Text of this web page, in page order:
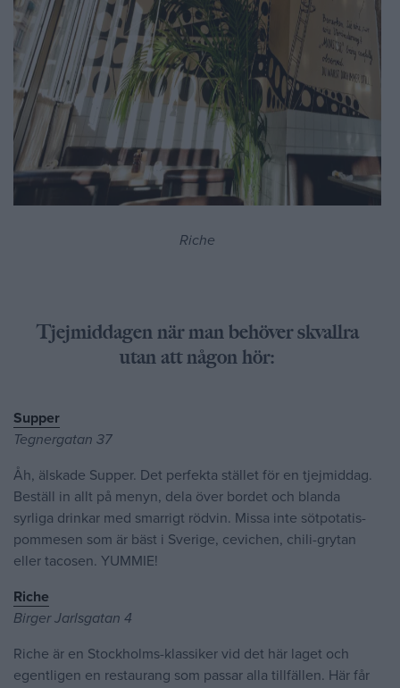
Riche
Tjejmiddagen när man behöver skvallra
utan att någon hör:
Supper
Tegnergatan 37
Åh, älskade Supper. Det perfekta stället för en tjejmiddag.
Beställ in allt på menyn, dela över bordet och blanda
syrliga drinkar med smarrigt rödvin. Missa inte sötpotatis-
pommesen som är bäst i Sverige, cevichen, chili-grytan
eller tacosen. YUMMIE!
Riche
Birger Jarlsgatan 4
Riche är en Stockholms-klassiker vid det här laget och
egentligen en restaurang som passar alla tillfällen. Här får